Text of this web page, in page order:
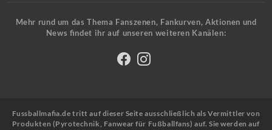
Mehr rund um das Thema Fanszenen, Fankurven, Aktionen und
News findet ihr auf unseren weiteren Kanälen:
Fussballmafia.de tritt auf dieser Seite ausschließlich als Vermittler von
Produkten (Pyrotechnik, Fanwear für Fußballfans) auf. Sie werden auf